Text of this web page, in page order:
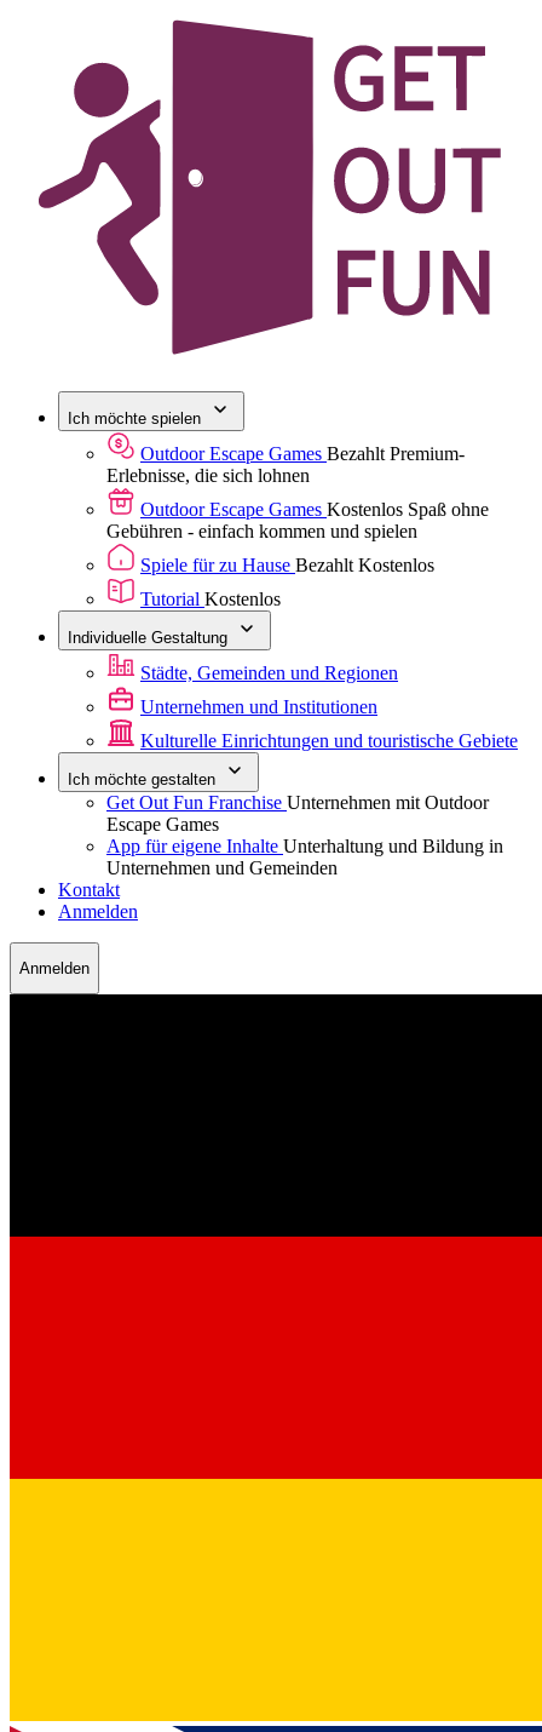
Ich möchte spielen
Outdoor Escape Games Bezahlt Premium-
Erlebnisse, die sich lohnen
Outdoor Escape Games Kostenlos Spaß ohne
Gebühren - einfach kommen und spielen
Spiele für zu Hause Bezahlt Kostenlos
Tutorial Kostenlos
Individuelle Gestaltung
Städte, Gemeinden und Regionen
Unternehmen und Institutionen
Kulturelle Einrichtungen und touristische Gebiete
Ich möchte gestalten
Get Out Fun Franchise Unternehmen mit Outdoor
Escape Games
App für eigene Inhalte Unterhaltung und Bildung in
Unternehmen und Gemeinden
Kontakt
Anmelden
Anmelden